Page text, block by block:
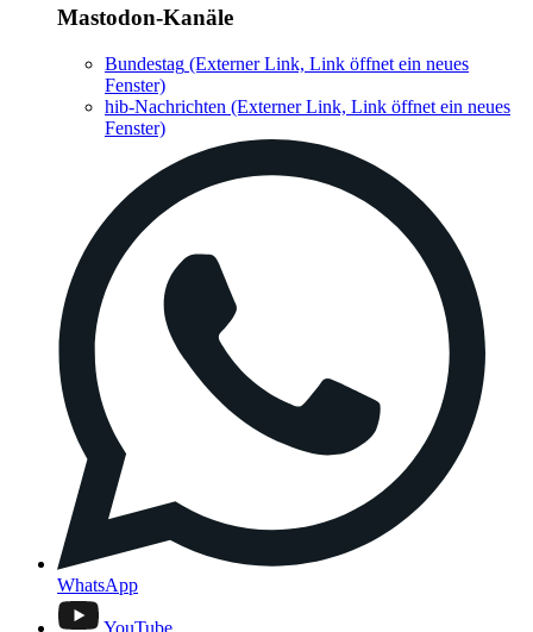
Mastodon-Kanäle
Bundestag (Externer Link, Link öffnet ein neues
Fenster)
hib-Nachrichten (Externer Link, Link öffnet ein neues
Fenster)
WhatsApp
YouTube